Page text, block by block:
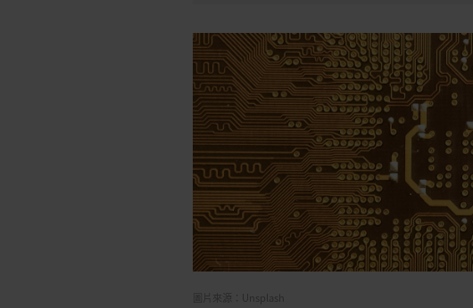
圖片來源：Unsplash